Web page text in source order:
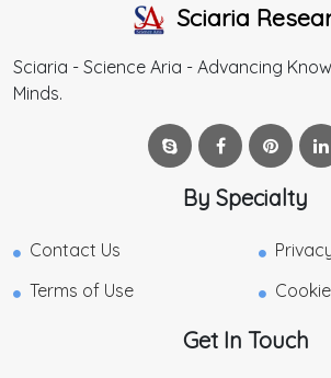
Sciaria
Sciaria - Science Aria - Advancing
Minds.
By Specialty
Contact Us
Terms of Use
Get In Touch